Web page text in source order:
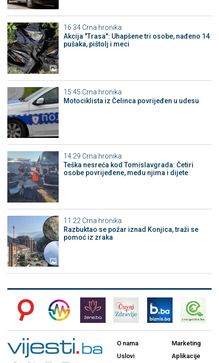
16:34 Crna hronika
Akcija "Trasa": Uhapšene tri osobe, nađeno 14
pušaka, pištolj i meci
15:45 Crna hronika
Motociklista iz Čelinca povrijeđen u udesu
14:29 Crna hronika
Teška nesreća kod Tomislavgrada: Četiri
osobe povrijeđene, među njima i dijete
11:22 Crna hronika
Razbuktao se požar iznad Konjica, traži se
pomoć iz zraka
O nama
Uslovi
Marketing
Aplikacije